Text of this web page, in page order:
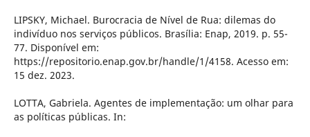
LIPSKY, Michael. Burocracia de Nível de Rua: dilemas do
indivíduo nos serviços públicos. Brasília: Enap, 2019. p. 55-
77. Disponível em:
https://repositorio.enap.gov.br/handle/1/4158. Acesso em:
15 dez. 2023.
LOTTA, Gabriela. Agentes de implementação: um olhar para
as políticas públicas. In: